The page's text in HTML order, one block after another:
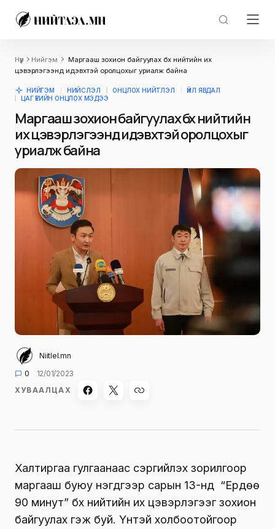
Нүүр Нийгэм
Маргааш зохион байгуулах бүх нийтийн их
цэвэрлэгээнд идэвхтэй оролцохыг уриалж байна
НИЙГЭМ НИЙСЛЭЛ ОНЦЛОХ НИЙТЛЭЛ
ҮЙЛ ЯВДАЛ
ЦАГ ҮЕИЙН ОНЦЛОХ МЭДЭЭ
Маргааш зохион байгуулах бүх нийтийн
их цэвэрлэгээнд идэвхтэй оролцохыг
уриалж байна
Niitlel.mn
0
12/01/2023
ХУВААЛЦАХ
Халтиргаа гулгаанаас сэргийлэх зорилгоор
маргааш буюу нэгдүгээр сарын 13-нд “Ердөө
90 минут” бүх нийтийн их цэвэрлэгээг зохион
байгуулах гэж буй. Үүнтэй холбоотойгоор